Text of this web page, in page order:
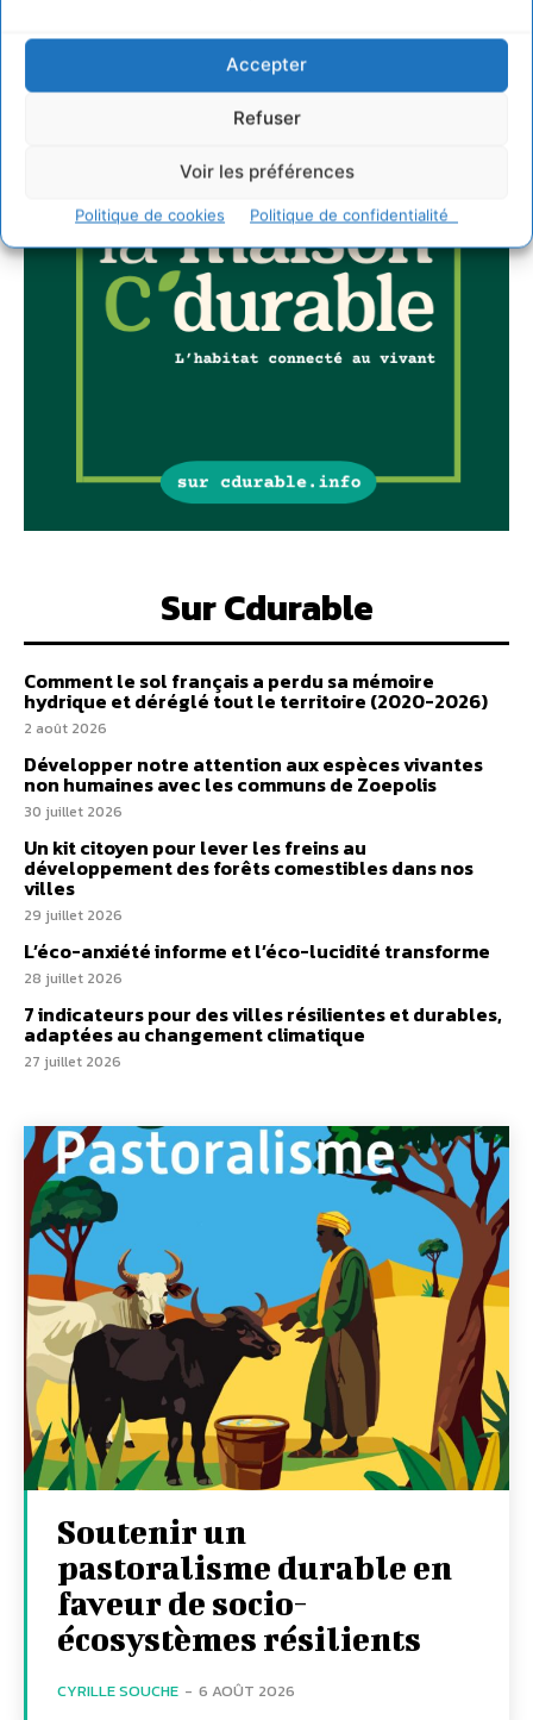
Accepter
Refuser
Voir les préférences
Politique de cookies Politique de confidentialité
Sur Cdurable
Comment le sol français a perdu sa mémoire
hydrique et déréglé tout le territoire (2020-2026)
2 août 2026
Développer notre attention aux espèces vivantes
non humaines avec les communs de Zoepolis
30 juillet 2026
Un kit citoyen pour lever les freins au
développement des forêts comestibles dans nos
villes
29 juillet 2026
L’éco-anxiété informe et l’éco-lucidité transforme
28 juillet 2026
7 indicateurs pour des villes résilientes et durables,
adaptées au changement climatique
27 juillet 2026
Soutenir un
pastoralisme durable en
faveur de socio-
écosystèmes résilients
CYRILLE SOUCHE - 6 AOÛT 2026